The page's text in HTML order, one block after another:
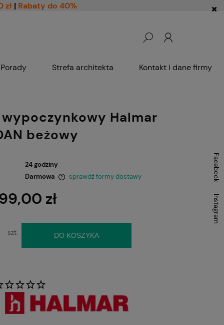
zł | Rabaty do 40%
Porady Strefa architekta Kontakt i dane firmy
Halmar
beżowy
24 godziny
Darmowa
kosztów
sprawdź formy dostawy
zł
szt. DO KOSZYKA
Facebook
Instagram